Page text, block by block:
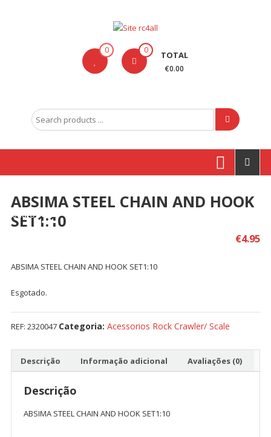
Produtos
Carson
outras
0 0 TOTAL
€0.00
Search
for:
ABSIMA STEEL CHAIN AND HOOK
SET1:10
€4.95
ABSIMA STEEL CHAIN AND HOOK SET1:10
Esgotado.
REF: 2320047 Categoria: Acessorios Rock Crawler/ Scale
Descrição Informação adicional Avaliações (0)
Descrição
ABSIMA STEEL CHAIN AND HOOK SET1:10